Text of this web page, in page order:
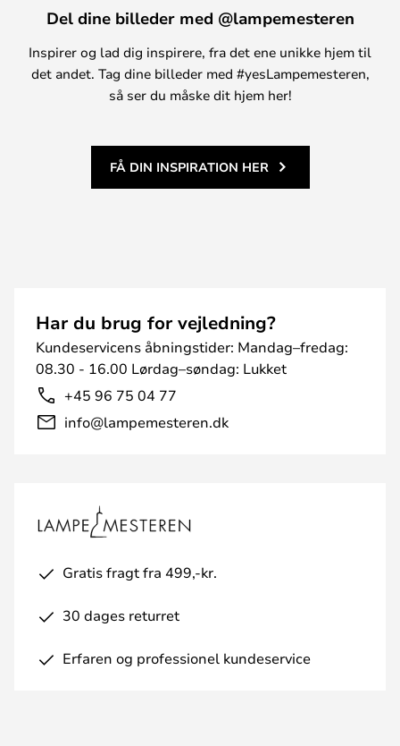
Del dine billeder med @lampemesteren
Inspirer og lad dig inspirere, fra det ene unikke hjem til
det andet. Tag dine billeder med #yesLampemesteren,
så ser du måske dit hjem her!
FÅ DIN INSPIRATION HER
Har du brug for vejledning?
Kundeservicens åbningstider: Mandag–fredag:
08.30 - 16.00 Lørdag–søndag: Lukket
+45 96 75 04 77
info@lampemesteren.dk
Gratis fragt fra 499,-kr.
30 dages returret
Erfaren og professionel kundeservice